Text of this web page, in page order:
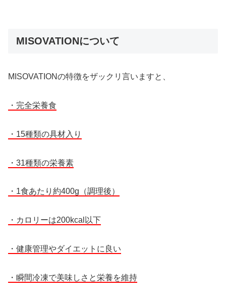
MISOVATIONについて
MISOVATIONの特徴をザックリ言いますと、
・完全栄養食
・15種類の具材入り
・31種類の栄養素
・1食あたり約400g（調理後）
・カロリーは200kcal以下
・健康管理やダイエットに良い
・瞬間冷凍で美味しさと栄養を維持